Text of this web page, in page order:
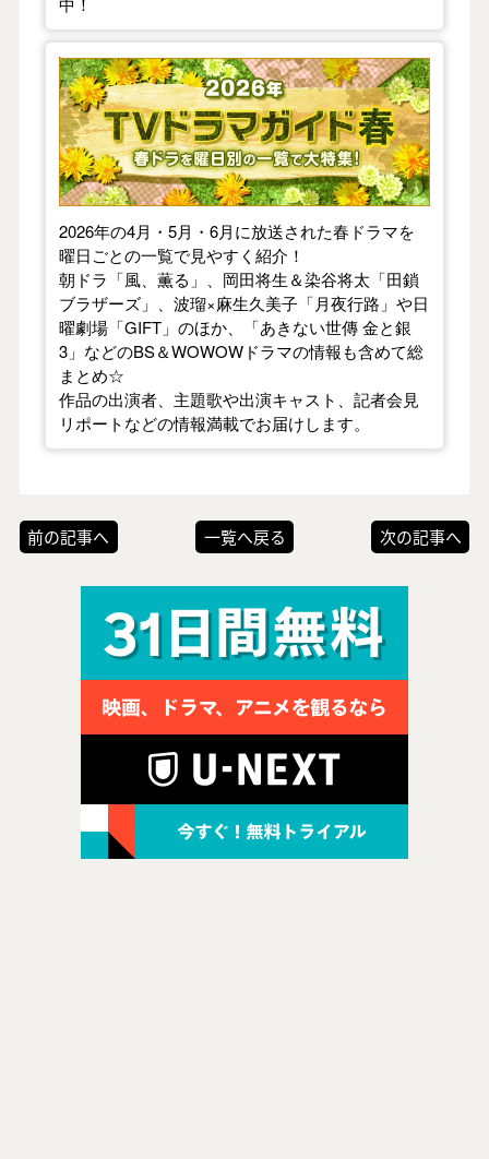
【2026年春】TVドラマガイド
2026年の4月・5月・6月に放送された春ドラマを
曜日ごとの一覧で見やすく紹介！
朝ドラ「風、薫る」、岡田将生＆染谷将太「田鎖
ブラザーズ」、波瑠×麻生久美子「月夜行路」や日
曜劇場「GIFT」のほか、「あきない世傳 金と銀
3」などのBS＆WOWOWドラマの情報も含めて総
まとめ☆
作品の出演者、主題歌や出演キャスト、記者会見
リポートなどの情報満載でお届けします。
前の記事へ 一覧へ戻る 次の記事へ